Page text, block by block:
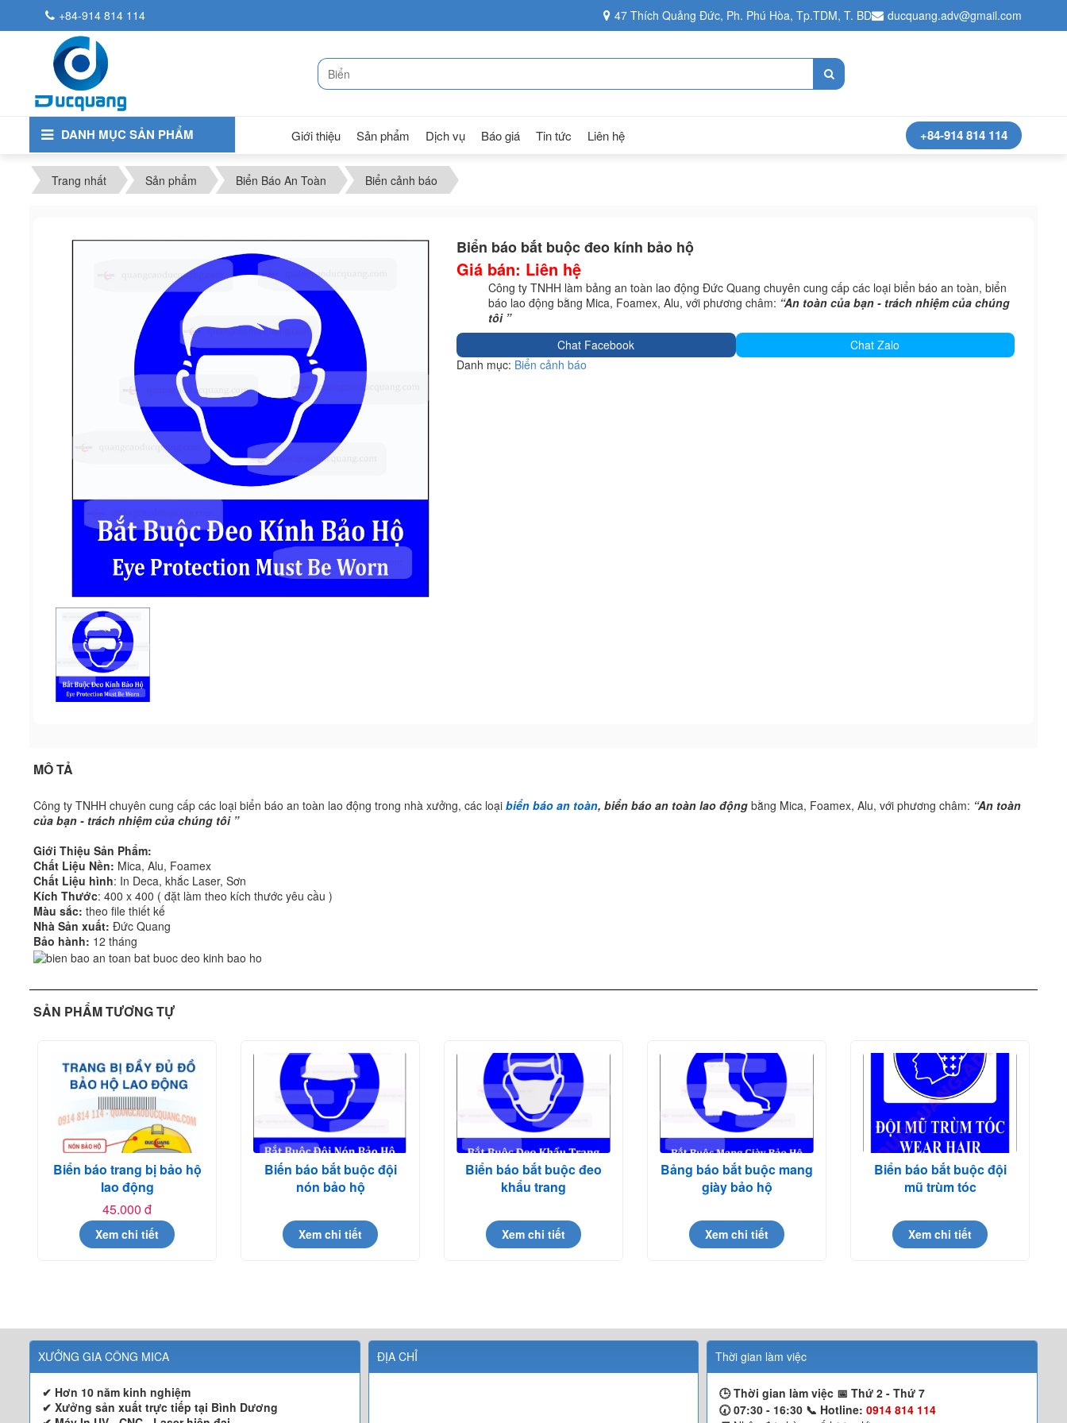
+84-914 814 114 47 Thích Quảng Đức, Ph. Phú Hòa, Tp.TDM, T. BD ducquang.adv@gmail.com
DANH MỤC SẢN PHẨM Giới thiệu Sản phẩm Dịch vụ Báo giá Tin tức Liên hệ +84-914 814 114
Trang nhất Sản phẩm Biển Báo An Toàn Biển cảnh báo
Biển báo bắt buộc đeo kính bảo hộ
Giá bán: Liên hệ
Công ty TNHH làm bảng an toàn lao động Đức Quang chuyên cung cấp các loại biển báo an toàn, biển
báo lao động bằng Mica, Foamex, Alu, với phương châm: “An toàn của bạn - trách nhiệm của chúng
tôi ”
Chat Facebook
Chat Zalo
Danh mục: Biển cảnh báo
MÔ TẢ
Công ty TNHH chuyên cung cấp các loại biển báo an toàn lao động trong nhà xưởng, các loại biển báo an toàn, biển báo an toàn lao động bằng Mica, Foamex, Alu, với phương châm: “An toàn
của bạn - trách nhiệm của chúng tôi ”
Giới Thiệu Sản Phẩm:
Chất Liệu Nền: Mica, Alu, Foamex
Chất Liệu hình: In Deca, khắc Laser, Sơn
Kích Thước: 400 x 400 ( đặt làm theo kích thước yêu cầu )
Màu sắc: theo file thiết kế
Nhà Sản xuất: Đức Quang
Bảo hành: 12 tháng
SẢN PHẨM TƯƠNG TỰ
Biển báo trang bị bảo hộ
lao động
45.000 đ
Xem chi tiết
Biến báo bắt buộc đội
nón bảo hộ
Xem chi tiết
Biển báo bắt buộc đeo
khẩu trang
Xem chi tiết
Bảng báo bắt buộc mang
giày bảo hộ
Xem chi tiết
Biển báo bắt buộc đội
mũ trùm tóc
Xem chi tiết
XƯỞNG GIA CÔNG MICA
✔ Hơn 10 năm kinh nghiệm
✔ Xưởng sản xuất trực tiếp tại Bình Dương
ĐỊA CHỈ Thời gian làm việc
🕒 Thời gian làm việc 📅Thứ 2 - Thứ 7
🕢 07:30 - 16:30 📞 Hotline:0914 814 114